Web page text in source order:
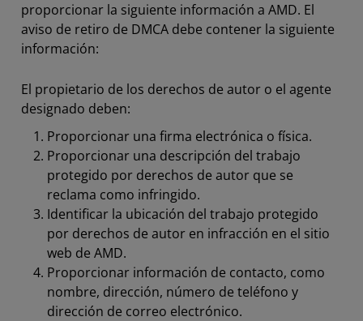
proporcionar la siguiente información a AMD. El
aviso de retiro de DMCA debe contener la siguiente
información:
El propietario de los derechos de autor o el agente
designado deben:
Proporcionar una firma electrónica o física.
Proporcionar una descripción del trabajo
protegido por derechos de autor que se
reclama como infringido.
Identificar la ubicación del trabajo protegido
por derechos de autor en infracción en el sitio
web de AMD.
Proporcionar información de contacto, como
nombre, dirección, número de teléfono y
dirección de correo electrónico.